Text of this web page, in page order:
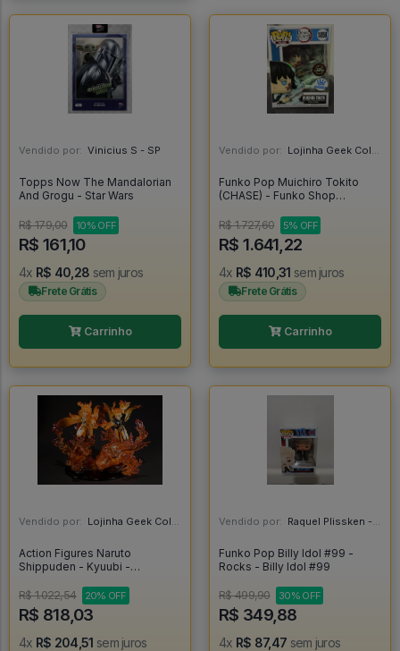
Vendido por: Vinicius S - SP
Topps Now The Mandalorian
And Grogu - Star Wars
R$ 179,00 10% OFF
R$ 161,10
4x R$ 40,28 sem juros
Frete Grátis
Carrinho
Vendido por: Lojinha Geek Colecionáveis - DF
Funko Pop Muichiro Tokito
(CHASE) - Funko Shop
#1858 *RARO* - FUNKO POP
#1858
R$ 1.727,60 5% OFF
R$ 1.641,22
4x R$ 410,31 sem juros
Frete Grátis
Carrinho
Vendido por: Lojinha Geek Colecionáveis - DF
Action Figures Naruto
Shippuden - Kyuubi -
Naruto - Manto Da Kurama -
Figuarts Zero - Kizuna Relation
(bandai Spirits) - Naruto
R$ 1.022,54 20% OFF
R$ 818,03
4x R$ 204,51 sem juros
Vendido por: Raquel Plissken - SP
Funko Pop Billy Idol #99 -
Rocks - Billy Idol #99
R$ 499,90 30% OFF
R$ 349,88
4x R$ 87,47 sem juros